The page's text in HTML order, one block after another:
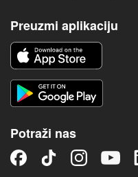
Preuzmi aplikaciju
Potraži nas